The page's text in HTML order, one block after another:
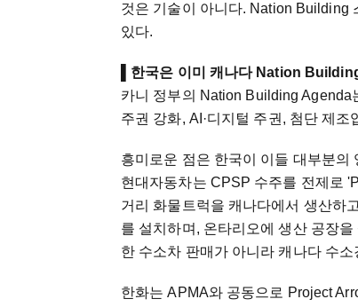
것은 기술이 아니다. Nation Building
있다.
한국은 이미 캐나다 Nation
카니 정부의 Nation Building Agenda
주권 강화, AI·디지털 주권, 첨단 제
흥미로운 점은 한국이 이들 대부분의
현대자동차는 CPSP 수주를 전제로
거리 화물트럭을 캐나다에서 생산하
를 설치하며, 온타리오에 생산 공장
한 수소차 판매가 아니라 캐나다 수
한화는 APMA와 공동으로 Project